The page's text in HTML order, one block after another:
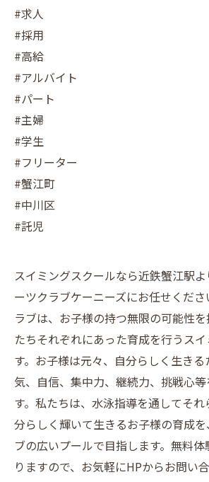
#求人
#採用
#高給
#アルバイト
#パート
#主婦
#学生
#フリーター
#蟹江町
#中川区
#託児
スイミングスクールなら近鉄蟹江駅
ーツクラブケーニーズにお任せくだ
ラブは、お子様の持つ無限の可能性
たちそれぞれにあった育成を行うス
す。お子様は元々、自分らしく生き
気、自信、集中力、継続力、挑戦心
す。私たちは、水泳指導を通してそ
分らしく輝いて生きるお子様の育成
ブの広いプールで目指します。無料
りますので、お気軽にHPからお問い